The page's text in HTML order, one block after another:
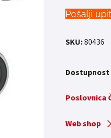
Pošalji upit
SKU:80436
Dostupnost
Poslovnica
Web shop